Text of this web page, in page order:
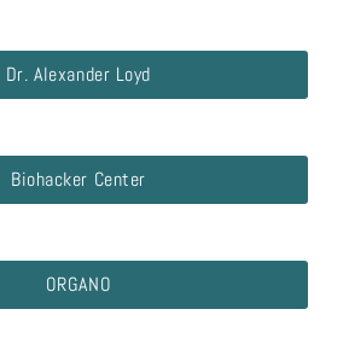
Dr. Alexander Loyd
Biohacker Center
ORGANO